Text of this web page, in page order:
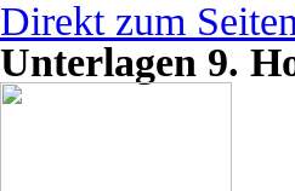
Direkt zum
Unterlagen 9.